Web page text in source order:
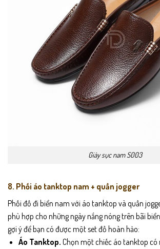
Giày sục nam S003
8. Phối áo tanktop nam + quần jogger
Phối đồ đi biển nam với áo tanktop và quần
phù hợp cho những ngày nắng nóng trên bãi
gợi ý để bạn có được một set đồ hoàn hảo:
Áo Tanktop. Chọn một chiếc áo tanktop có